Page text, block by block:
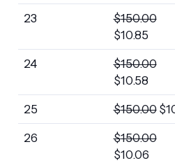
23 $150.00
$10.85
24 $150.00
$10.58
25 $150.00 $
26 $150.00
$10.06